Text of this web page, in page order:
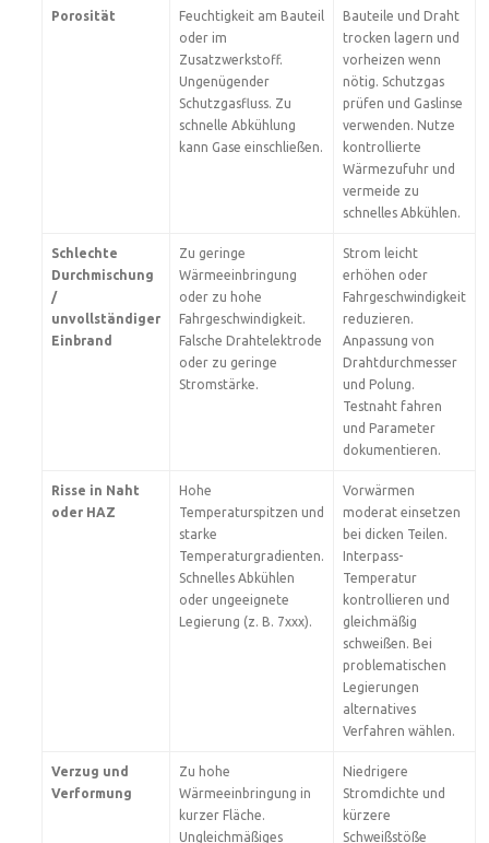
Porosität
Feuchtigkeit am Bauteil
oder im
Zusatzwerkstoff.
Ungenügender
Schutzgasfluss. Zu
schnelle Abkühlung
kann Gase einschließen.
Bauteile und Draht
trocken lagern und
vorheizen wenn
nötig. Schutzgas
prüfen und Gaslinse
verwenden. Nutze
kontrollierte
Wärmezufuhr und
vermeide zu
schnelles Abkühlen.
Schlechte
Durchmischung
/
unvollständiger
Einbrand
Zu geringe
Wärmeeinbringung
oder zu hohe
Fahrgeschwindigkeit.
Falsche Drahtelektrode
oder zu geringe
Stromstärke.
Strom leicht
erhöhen oder
Fahrgeschwindigkeit
reduzieren.
Anpassung von
Drahtdurchmesser
und Polung.
Testnaht fahren
und Parameter
dokumentieren.
Risse in Naht
oder HAZ
Hohe
Temperaturspitzen und
starke
Temperaturgradienten.
Schnelles Abkühlen
oder ungeeignete
Legierung (z. B. 7xxx).
Vorwärmen
moderat einsetzen
bei dicken Teilen.
Interpass-
Temperatur
kontrollieren und
gleichmäßig
schweißen. Bei
problematischen
Legierungen
alternatives
Verfahren wählen.
Verzug und
Verformung
Zu hohe
Wärmeeinbringung in
kurzer Fläche.
Ungleichmäßiges
Niedrigere
Stromdichte und
kürzere
Schweißstöße